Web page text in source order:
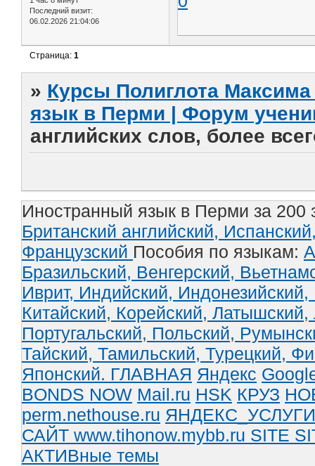
Последний визит:
06.02.2026 21:04:06
Страница:1
» Курсы Полиглота
язык в Перми | Форум
английских слов, более
Иностранный язык в Перми за 200
Британский английский,
Французский Пособия по языкам:
Бразильский, Венгерский,
Иврит, Индийский, Индонезийский,
Китайский, Корейский, Латышский,
Португальский, Польский,
Тайский, Тамильский, Турецкий,
Японский. ГЛАВНАЯ Яндекс
BONDS NOW Mail.ru HSK КРУЗ
perm.nethouse.ru ЯНДЕКС_УСЛУГИ
САЙТ www.tihonow.mybb.ru SITE
АКТИВные темы